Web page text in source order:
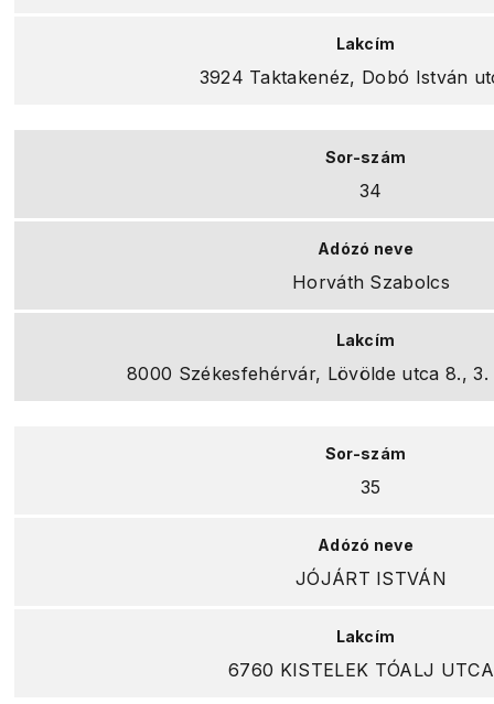
3924 Taktakenéz, Dobó István
34
Horváth Szabolcs
8000 Székesfehérvár, Lövölde utca 8., 3.
35
JÓJÁRT ISTVÁN
6760 KISTELEK TÓALJ